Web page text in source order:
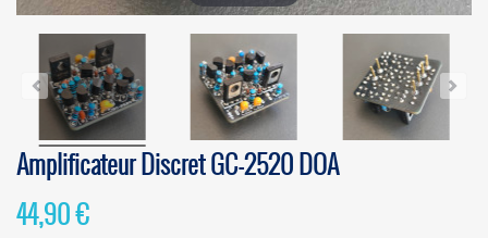
Amplificateur Discret GC-2520 DOA
44,90 €